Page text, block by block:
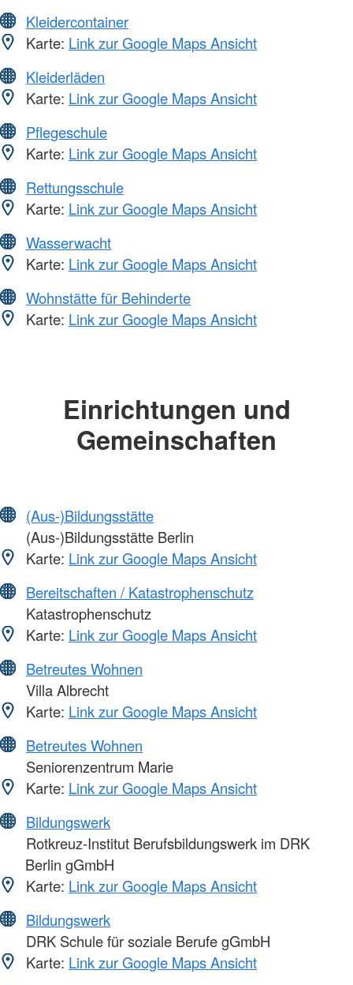
Kleidercontainer
Karte: Link zur Google Maps Ansicht
Kleiderläden
Karte: Link zur Google Maps Ansicht
Pflegeschule
Karte: Link zur Google Maps Ansicht
Rettungsschule
Karte: Link zur Google Maps Ansicht
Wasserwacht
Karte: Link zur Google Maps Ansicht
Wohnstätte für Behinderte
Karte: Link zur Google Maps Ansicht
Einrichtungen und
Gemeinschaften
(Aus-)Bildungsstätte
(Aus-)Bildungsstätte Berlin
Karte: Link zur Google Maps Ansicht
Bereitschaften / Katastrophenschutz
Katastrophenschutz
Karte: Link zur Google Maps Ansicht
Betreutes Wohnen
Villa Albrecht
Karte: Link zur Google Maps Ansicht
Betreutes Wohnen
Seniorenzentrum Marie
Karte: Link zur Google Maps Ansicht
Bildungswerk
Rotkreuz-Institut Berufsbildungswerk im DRK
Berlin gGmbH
Karte: Link zur Google Maps Ansicht
Bildungswerk
DRK Schule für soziale Berufe gGmbH
Karte: Link zur Google Maps Ansicht